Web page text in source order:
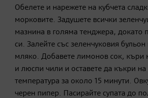
Обелете и нарежете на кубчета
морковите. Задушете всички
мазнина в голяма тенджера, докато
си. Залейте със зеленчуковия
мляко. Добавете лимонов сок, къри
и люспи чили и оставете да къкри на
температура за около 15 минути.
черен пипер. Пасирайте супата до